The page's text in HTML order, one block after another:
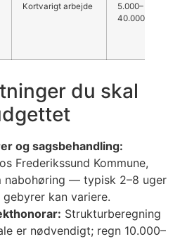
Kortvarigt arbejde
5.000–
40.000 kr.
du skal
og sagsbehandling:
Frederikssund Kommune,
nabohøring — typisk 2–8 uger
kan variere.
Strukturberegning
er nødvendigt; regn 10.000–